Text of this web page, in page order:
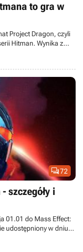
to gra w
Project Dragon, czyli
Hitman. Wynika z
z kamerą
72
szczegóły i
01.01 do Mass Effect:
udostępniony w dniu